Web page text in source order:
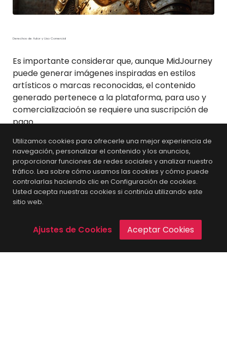
Derechos de Autor y Uso Comercial
Es importante considerar que, aunque MidJourney
puede generar imágenes inspiradas en estilos
artísticos o marcas reconocidas, el contenido
generado pertenece a la plataforma, para uso y
comercializacioón se requiere una suscripción de
pago.
La inteligencia artificial está transformando la
creatividad digital, permitiendo a marcas y
artistas explorar nuevos horizontes visuales con
rapidez y eficiencia. Con herramientas como
, la imaginación es el único límite para
la creación de contenido visual innovador.
Utilizamos cookies para ofrecerle una mejor experiencia de
navegación, personalizar el contenido y los anuncios,
proporcionar funciones de redes sociales y analizar nuestro
tráfico. Lea sobre cómo usamos las cookies y cómo puede
controlarlas haciendo clic en Configuración de cookies.
Usted acepta nuestras cookies si continúa utilizando este
sitio web.
Ajustes de Cookies Aceptar Cookies